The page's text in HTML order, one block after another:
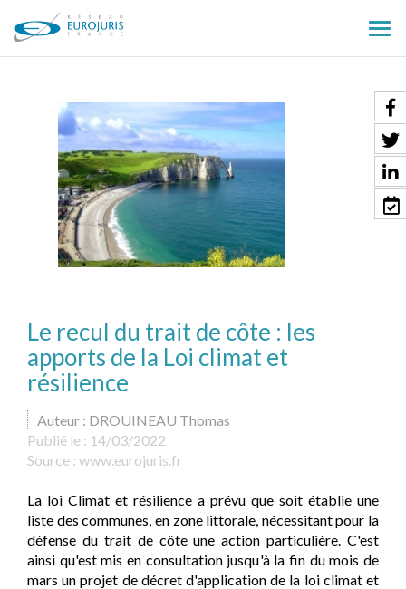
le
Le recul du trait de côte : les
apports de la Loi climat et
résilience
Auteur : DROUINEAU Thomas
Publié le : 14/03/2022
Source : www.eurojuris.fr
La loi Climat et résilience a prévu que soit établie une
liste des communes, en zone littorale, nécessitant pour la
défense du trait de côte une action particulière. C'est
ainsi qu'est mis en consultation jusqu'à la fin du mois de
mars un projet de décret d'application de la loi climat et